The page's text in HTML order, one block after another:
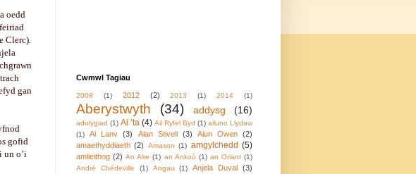
oedd
Clerc).
gan
gofid
un o’i
Cwmwl Tagiau
2008 (1) 2012 (2) 2013 (1) 2014 (1)
Aberystwyth (34) addysg (16)
adolygiad (1) Ai ’ta (4) Ail Ryfel Byd (1) ailuno Llydaw
(1)
Al Lanv (3) Alan Stivell (3) Alun Owen (2)
amaethyddiaeth (2) Amason (1) amgylchedd (5)
amlieithog (2) An Alre (1) an Ankoù (1) an Oriant (1)
André Chédeville
(1) Angau (1) Anjela Duval (3)